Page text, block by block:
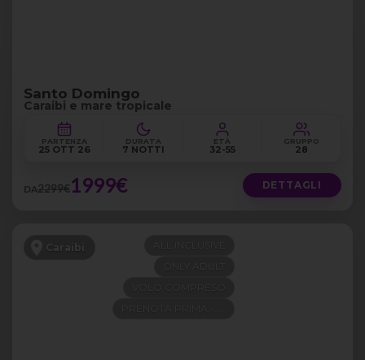
Santo Domingo
Caraibi e mare tropicale
PARTENZA
25 OTT 26
DURATA
7 NOTTI
ETÀ
32-55
GRUPPO
28
DA2299€1999€ DETTAGLI
Caraibi